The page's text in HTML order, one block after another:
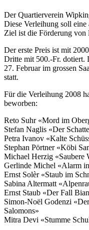
Der Quartierverein
Diese Verleihung soll
Ziel ist die Förderung von
Der erste Preis ist mit
Dritte mit 500.-Fr. dotiert.
27. Februar im grossen
statt.
Für die Verleihung 2008
beworben:
Reto Suhr «Mord im
Stefan Naglis «Der
Petra Ivanov «Kalte
Stephan Pörtner «Köbi
Michael Herzig «Saubere
Gerlinde Michel «Alarm
Ernst Solèr «Staub im
Sabina Altermatt
Ernst Staub «Der Fall
Simon-Noël Godenzi
Salomons»
Mitra Devi «Stumme